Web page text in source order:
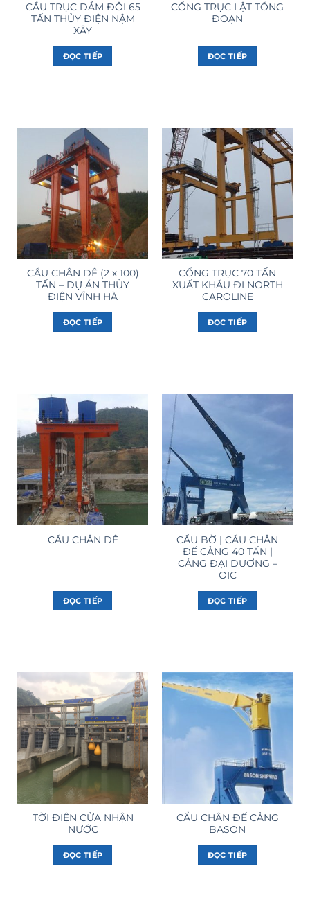
CẦU TRỤC DẦM ĐÔI 65
TẤN THỦY ĐIỆN NẬM
XÂY
ĐỌC TIẾP
CỔNG TRỤC LẬT TỔNG
ĐOẠN
ĐỌC TIẾP
CẨU CHÂN DÊ (2 x 100)
TẤN – DỰ ÁN THỦY
ĐIỆN VĨNH HÀ
ĐỌC TIẾP
CỔNG TRỤC 70 TẤN
XUẤT KHẨU ĐI NORTH
CAROLINE
ĐỌC TIẾP
CẨU CHÂN DÊ
ĐỌC TIẾP
CẨU BỜ | CẨU CHÂN
ĐẾ CẢNG 40 TẤN |
CẢNG ĐẠI DƯƠNG –
OIC
ĐỌC TIẾP
TỜI ĐIỆN CỬA NHẬN
NƯỚC
ĐỌC TIẾP
CẨU CHÂN ĐẾ CẢNG
BASON
ĐỌC TIẾP